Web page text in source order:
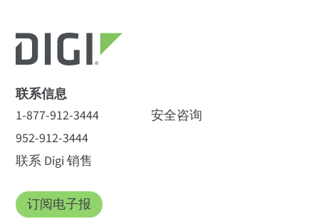
联系信息
1-877-912-3444
952-912-3444
联系 Digi 销售
安全咨询
订阅电子报